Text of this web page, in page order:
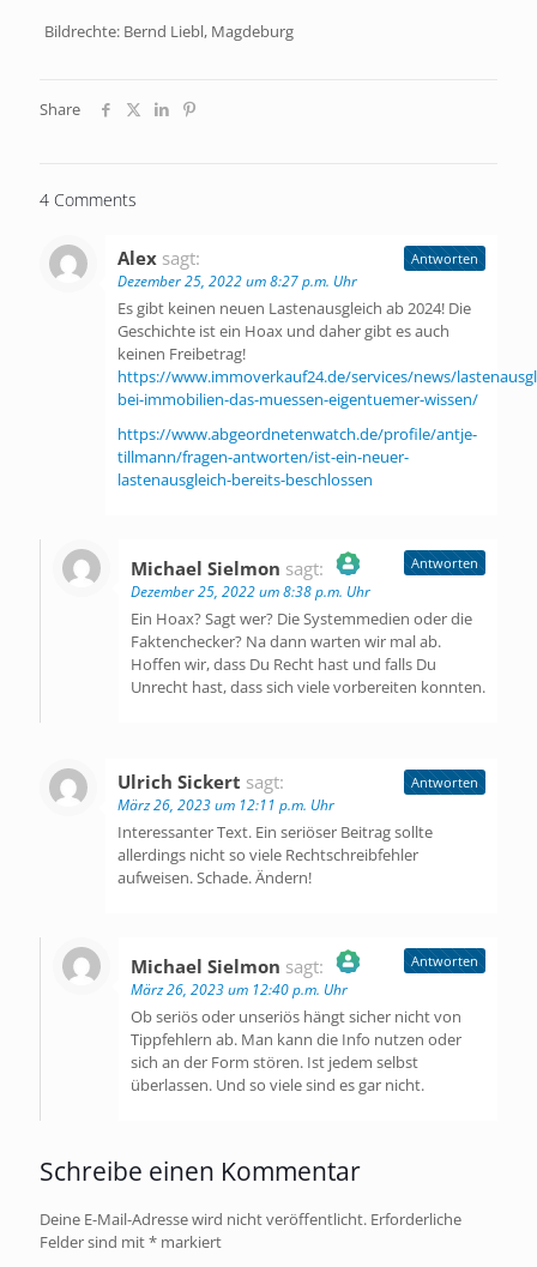
Bildrechte: Bernd Liebl, Magdeburg
Share
4 Comments
Alex sagt:
Dezember 25, 2022 um 8:27 p.m. Uhr
Es gibt keinen neuen Lastenausgleich ab 2024! Die
Geschichte ist ein Hoax und daher gibt es auch
keinen Freibetrag!
https://www.immoverkauf24.de/services/news/
bei-immobilien-das-muessen-eigentuemer-wissen/
https://www.abgeordnetenwatch.de/profile/antje-
tillmann/fragen-antworten/ist-ein-neuer-
lastenausgleich-bereits-beschlossen
Antworten
Michael Sielmon sagt:
Das „Echte-Person“-Abzeichen!
Anti-Spam von CleanTalk
Dezember 25, 2022 um 8:38 p.m. Uhr
Ein Hoax? Sagt wer? Die Systemmedien oder die
Faktenchecker? Na dann warten wir mal ab.
Hoffen wir, dass Du Recht hast und falls Du
Unrecht hast, dass sich viele vorbereiten konnten.
Antworten
Ulrich Sickert sagt:
März 26, 2023 um 12:11 p.m. Uhr
Interessanter Text. Ein seriöser Beitrag sollte
allerdings nicht so viele Rechtschreibfehler
aufweisen. Schade. Ändern!
Antworten
Michael Sielmon sagt:
Das „Echte-Person“-Abzeichen!
Anti-Spam von CleanTalk
März 26, 2023 um 12:40 p.m. Uhr
Ob seriös oder unseriös hängt sicher nicht von
Tippfehlern ab. Man kann die Info nutzen oder
sich an der Form stören. Ist jedem selbst
überlassen. Und so viele sind es gar nicht.
Antworten
Schreibe einen Kommentar
Deine E-Mail-Adresse wird nicht veröffentlicht. Erforderliche
Felder sind mit* markiert